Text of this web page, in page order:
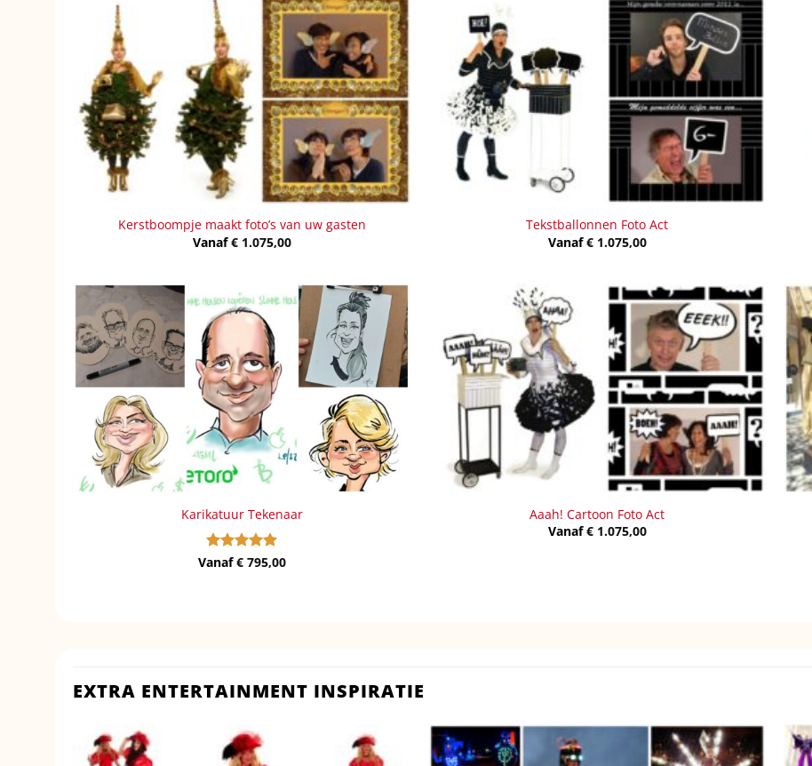
Kerstboompje maakt foto’s van uw gasten
Vanaf€1.075,00
Tekstballonnen Foto Act
Vanaf€1.075,00
Karikatuur Tekenaar
Gewaardeerd
Vanaf€795,00
Aaah! Cartoon Foto Act
Vanaf€1.075,00
EXTRA ENTERTAINMENT INSPIRATIE